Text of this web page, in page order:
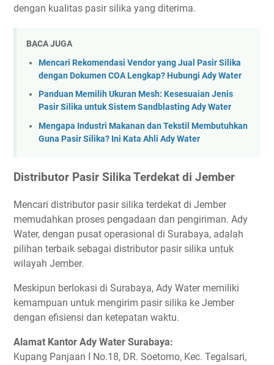
dengan kualitas pasir silika yang diterima.
BACA JUGA
Mencari Rekomendasi Vendor yang Jual Pasir Silika
dengan Dokumen COA Lengkap? Hubungi Ady Water
Panduan Memilih Ukuran Mesh: Kesesuaian Jenis
Pasir Silika untuk Sistem Sandblasting Ady Water
Mengapa Industri Makanan dan Tekstil Membutuhkan
Guna Pasir Silika? Ini Kata Ahli Ady Water
Distributor Pasir Silika Terdekat di Jember
Mencari distributor pasir silika terdekat di Jember
memudahkan proses pengadaan dan pengiriman. Ady
Water, dengan pusat operasional di Surabaya, adalah
pilihan terbaik sebagai distributor pasir silika untuk
wilayah Jember.
Meskipun berlokasi di Surabaya, Ady Water memiliki
kemampuan untuk mengirim pasir silika ke Jember
dengan efisiensi dan ketepatan waktu.
Alamat Kantor Ady Water Surabaya:
Kupang Panjaan I No.18, DR. Soetomo, Kec. Tegalsari,